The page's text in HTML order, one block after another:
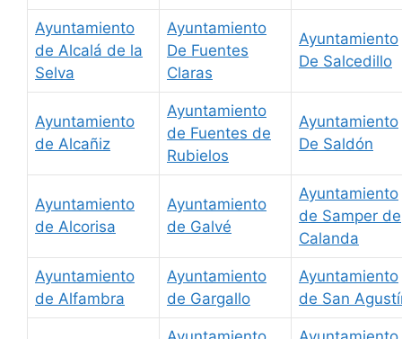
Ayuntamiento
de Alcalá de la
Selva
Ayuntamiento
De Fuentes
Claras
Ayuntamiento
De Salcedillo
Ayuntamiento
de Alcañiz
Ayuntamiento
de Fuentes de
Rubielos
Ayuntamiento
De Saldón
Ayuntamiento
de Alcorisa
Ayuntamiento
de Galvé
Ayuntamiento
de Samper de
Calanda
Ayuntamiento
de Alfambra
Ayuntamiento
de Gargallo
Ayuntamiento
de San